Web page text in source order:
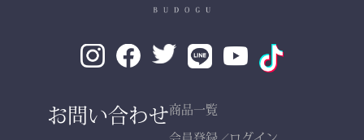
素材： 武州金橋 8800 木
140年以上の歴史をもつ日
本最古クラスの木綿生地。
商品一覧
お問い合わせ